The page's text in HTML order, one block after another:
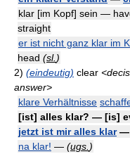
klar [im Kopf] sein —
straight
er ist nicht ganz klar im
head (sl. )
2) (eindeutig) clear
answer>
klare Verhältnisse
[ist] alles klar? — [is]
jetzt ist mir alles klar—
na klar! — (ugs. )